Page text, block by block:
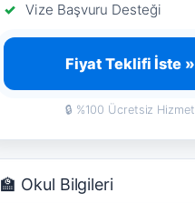
Vize Başvuru Desteği
Fiyat Teklifi İste »
🔒 %100 Ücretsiz Hizmet
🏫 Okul Bilgileri